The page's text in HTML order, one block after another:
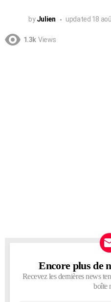
by Julien updated 18
1.3k Views
NEWSLETTER
Encore plus de
Recevez les dernières news
boîte